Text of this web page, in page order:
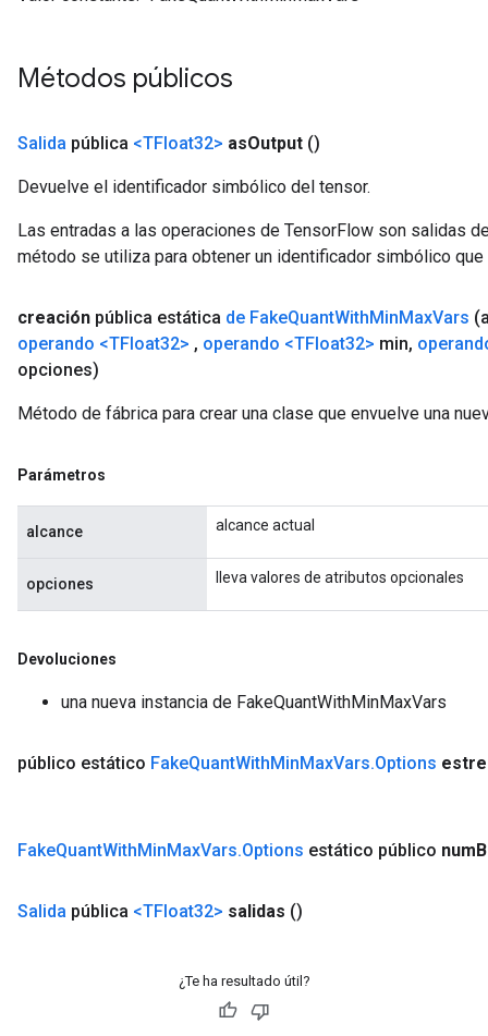
Métodos públicos
Salida pública <TFloat32> asOutput ()
Devuelve el identificador simbólico del tensor.
Las entradas a las operaciones de TensorFlow son salidas
método se utiliza para obtener un identificador simbólico
creación pública estática de FakeQuantWithMinMaxVars
operando <TFloat32> , operando <TFloat32> min,
opciones)
Método de fábrica para crear una clase que envuelve una
Parámetros
alcance alcance actual
opciones lleva valores de atributos opcionales
Devoluciones
una nueva instancia de FakeQuantWithMinMaxVars
público estático FakeQuantWithMinMaxVars.Options
FakeQuantWithMinMaxVars.Options estático público num
Salida pública <TFloat32> salidas ()
¿Te ha resultado útil?